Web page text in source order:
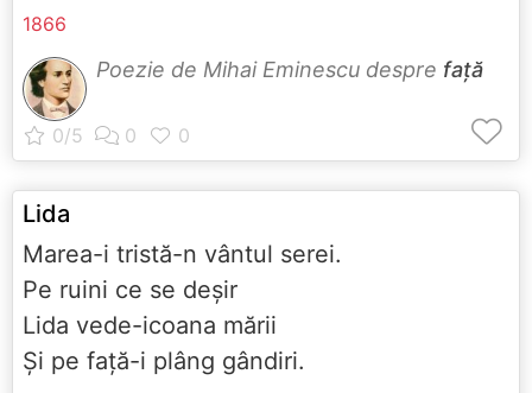
1866
Poezie de Mihai Eminescu despre față
Lida
Marea-i tristă-n vântul serei.
Pe ruini ce se deşir
Lida vede-icoana mării
Şi pe faţă-i plâng gândiri.